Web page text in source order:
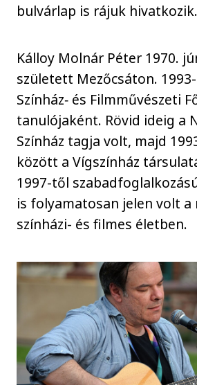
bulvárlap is rájuk hivatkozik.
Kálloy Molnár Péter 1970.
született Mezőcsáton.
Színház‑ és Filmművészeti
tanulójaként. Rövid ideig a
Színház tagja volt, majd
között a Vígszínház
1997-től
is folyamatosan jelen volt a
színházi- és filmes életben.